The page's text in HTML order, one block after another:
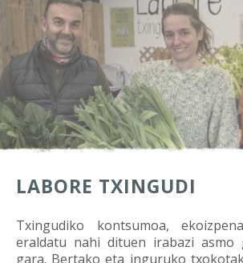
LABORE TXINGUDI
Txingudiko kontsumoa,
eraldatu nahi dituen irabazi asmo
gara. Bertako eta inguruko